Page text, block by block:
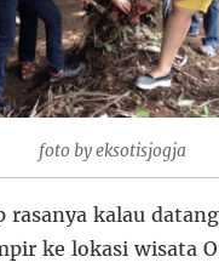
foto by eksotisjogja
rasanya kalau
ke lokasi wisata